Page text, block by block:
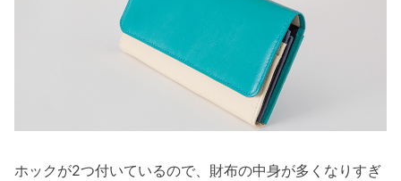
ホックが2つ付いているので、財布の中身が多くなりすぎ